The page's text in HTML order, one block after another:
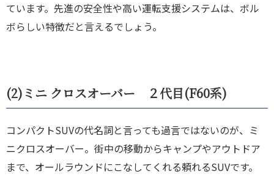
ています。先進の安全性や高い運転支援システムは、ボル
ボらしい特徴だと言えるでしょう。
(2) ミニ クロスオーバー ２代目(F60系)
コンパクトSUVの代名詞と言っても過言ではないのが、ミ
ニクロスオーバー。街中の移動からキャンプやアウトドア
まで、オールラウンドにこなしてくれる頼れるSUVです。